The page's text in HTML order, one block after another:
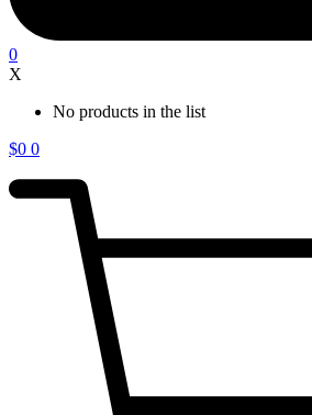
0
X
No products in the list
$0 0